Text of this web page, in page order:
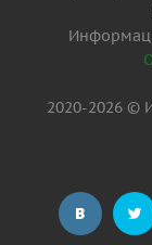
2020-2026 ©